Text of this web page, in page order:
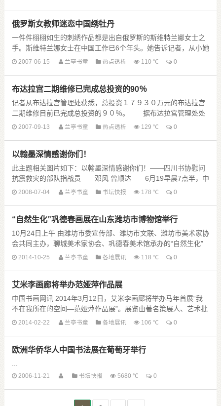
俄罗斯女教师迷恋中国绣牡丹
一件件栩栩如生的刺绣作品都是出自俄罗斯的斯维特兰娜女士之
手。斯维特兰娜女士在中国工作已6个年头。她告诉记者，从小她
就听说中国的刺绣在世界上首屈一指，在中国生活的这6年中，她
2007-06-15 兰亭书童 热点透析 110 ℃ 0
布达拉宫二期维修已完成总投资的90％
记者从布达拉宫管理处获悉，总投资１７９３０万元的布达拉宫
二期维修目前已完成总投资的９０％。 据布达拉宫管理处处
长强巴格桑介绍，布达拉宫今年的维修重点是布达拉宫珍宝馆、
2007-09-13 兰亭书童 热点透析 129 ℃ 0
以翰墨深情感谢你们！
此主题相关图片如下：以翰墨深情感谢你们！——四川书协慰问
抗震救灾的部队指战员 邓风 曾顺达 6月19早晨7点半，中
国书协副主席、四川省文联副主席、四川省书协主席何应辉，顾
2008-07-04 兰亭书童 书坛快报 178 ℃ 0
“自然生化”巩德春画展在山东潍坊市博物馆举行
10月24日上午 由潍坊市委宣传部、潍坊市文联、潍坊市美术家协
会共同主办，聊城美术家协会、巩德春美术馆承办的“自然生化”
巩德春画展在潍坊市博物馆三楼开展。
2014-10-25 兰亭书童 各地展讯 118 ℃ 0
艾米李画廊将举办范娅萍作品展
中国书画网讯 2014年3月12日，艾米李画廊将举办马年首展“我
不在我所在的空间—范娅萍作品展”。展览由著名策展人、艺术批
评家冯博一策划，展览将集中展示范娅萍2004至2014年10年间
2014-02-22 兰亭书童 各地展讯 106 ℃ 0
欧洲华侨华人中国书法展在葡萄牙举行
2006-11-21 书坛快报 5680 ℃ 0